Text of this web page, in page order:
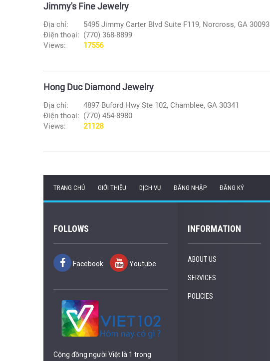
Jimmy's Fine Jewelry
Địa chỉ:
5495 Jimmy Carter Blvd Suite F119, Norcross, GA 30093
Điện thoại: (770) 368-8899
Views:
17556
Hong Duc Diamond Jewelry
Địa chỉ:
4897 Buford Hwy Ste 102, Chamblee, GA 30341
Điện thoại: (770) 454-8980
Views:
21128
TRANG CHỦ GIỚI THIỆU DỊCH VỤ ĐĂNG NHẬP ĐĂNG KÝ
FOLLOWS
Facebook Youtube
Cộng đồng người Việt là 1 trong
INFORMATION
ABOUT US
SERVICES
POLICIES